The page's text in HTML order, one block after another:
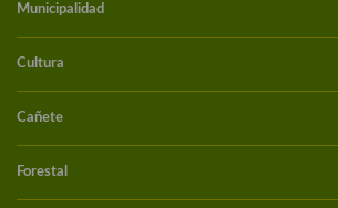
Municipalidad
Cultura
Cañete
Forestal